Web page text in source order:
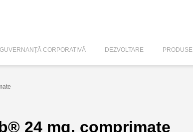
GUVERNANȚĂ CORPORATIVĂ DEZVOLTARE PRODUSE
24 mg, comprimate